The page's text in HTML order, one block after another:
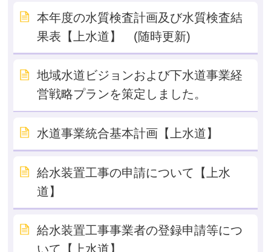
本年度の水質検査計画及び水質検査結
果表【上水道】 (随時更新)
地域水道ビジョンおよび下水道事業経
営戦略プランを策定しました。
水道事業統合基本計画【上水道】
給水装置工事の申請について【上水
道】
給水装置工事事業者の登録申請等につ
いて【上水道】